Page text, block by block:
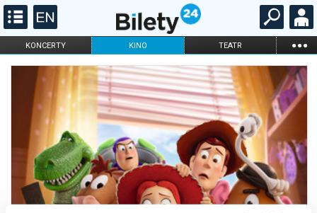
KONCERTY KINO TEATR ...
FILHARMONIA OPERA I BALET
STAND-UP
ONLINE KARNETY